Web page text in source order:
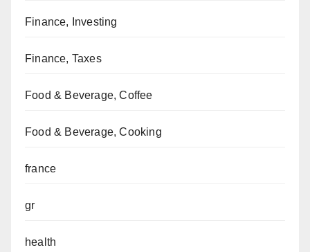
Finance, Investing
Finance, Taxes
Food & Beverage, Coffee
Food & Beverage, Cooking
france
gr
health